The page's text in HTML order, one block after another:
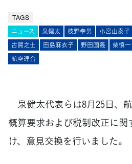
TAGS
ニュース 泉健太 枝野幸男 小宮山泰子
古賀之士
田島麻衣子 野田国義 柴慎一
航空連合
泉健太代表らは8月25日、
概算要求および税制改正に関
け、意見交換を行いました。